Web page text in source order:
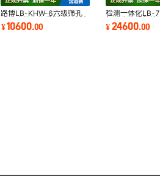
路博LB-KHW-6六级筛孔
撞击式微生物采样器医用高
效便携式
¥10600.00
检测一体化LB-
气回收多参数
检测 数据可转存
¥24600.00